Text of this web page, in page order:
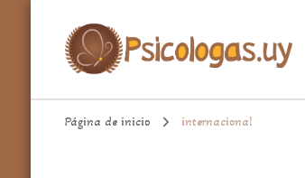
Psicologa.uy
Página de inicio internacional